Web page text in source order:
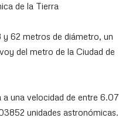
de la Tierra
y 62 metros de diámetro, un
del metro de la Ciudad de
a una velocidad de entre 6.07
unidades astronómicas.